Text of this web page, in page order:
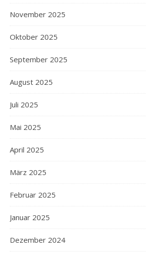
November 2025
Oktober 2025
September 2025
August 2025
Juli 2025
Mai 2025
April 2025
März 2025
Februar 2025
Januar 2025
Dezember 2024